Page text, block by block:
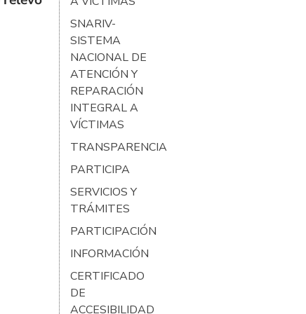
SNARIV-
SISTEMA
NACIONAL DE
ATENCIÓN Y
REPARACIÓN
INTEGRAL A
VÍCTIMAS
TRANSPARENCIA
PARTICIPA
SERVICIOS Y
TRÁMITES
PARTICIPACIÓN
INFORMACIÓN
CERTIFICADO
DE
ACCESIBILIDAD